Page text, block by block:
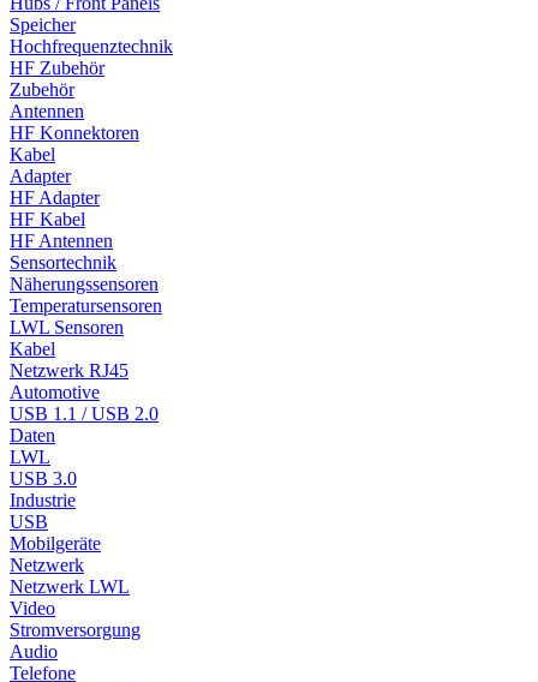
Speicher
Hochfrequenztechnik
HF Zubehör
Zubehör
Antennen
HF Konnektoren
Kabel
Adapter
HF Adapter
HF Kabel
HF Antennen
Sensortechnik
Näherungssensoren
Temperatursensoren
LWL Sensoren
Kabel
Netzwerk RJ45
Automotive
USB 1.1 / USB 2.0
Daten
LWL
USB 3.0
Industrie
USB
Mobilgeräte
Netzwerk
Netzwerk LWL
Video
Stromversorgung
Audio
Telefone